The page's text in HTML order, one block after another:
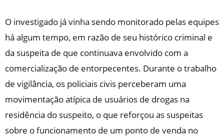
O investigado já vinha sendo monitorado pelas equipes
há algum tempo, em razão de seu histórico criminal e
da suspeita de que continuava envolvido com a
comercialização de entorpecentes. Durante o trabalho
de vigilância, os policiais civis perceberam uma
movimentação atípica de usuários de drogas na
residência do suspeito, o que reforçou as suspeitas
sobre o funcionamento de um ponto de venda no